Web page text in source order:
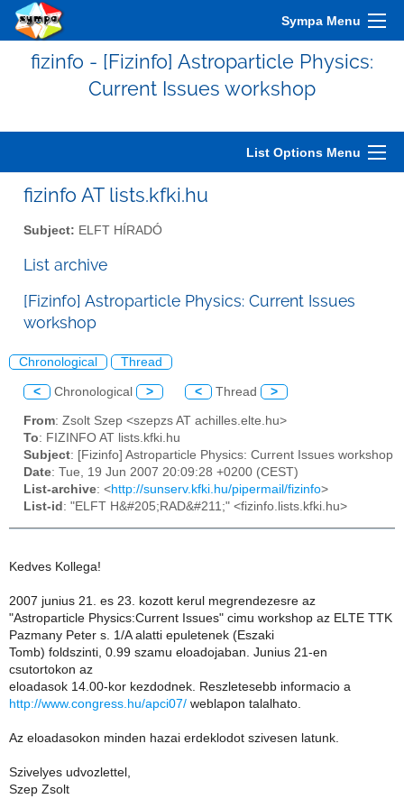
Sympa Menu
fizinfo - [Fizinfo] Astroparticle Physics:
Current Issues workshop
List Options Menu
fizinfo AT lists.kfki.hu
Subject: ELFT HÍRADÓ
List archive
[Fizinfo] Astroparticle Physics: Current Issues
workshop
Chronological Thread
< Chronological > < Thread >
From: Zsolt Szep <szepzs AT achilles.elte.hu>
To: FIZINFO AT lists.kfki.hu
Subject: [Fizinfo] Astroparticle Physics: Current Issues workshop
Date: Tue, 19 Jun 2007 20:09:28 +0200 (CEST)
List-archive: <http://sunserv.kfki.hu/pipermail/fizinfo>
List-id : "ELFT H&#205;RAD&#211;" <fizinfo.lists.kfki.hu>
Kedves Kollega!
2007 junius 21. es 23. kozott kerul megrendezesre az
"Astroparticle Physics:Current Issues" cimu workshop az ELTE TTK
Pazmany Peter s. 1/A alatti epuletenek (Eszaki
Tomb) foldszinti, 0.99 szamu eloadojaban. Junius 21-en
csutortokon az
eloadasok 14.00-kor kezdodnek. Reszletesebb informacio a
http://www.congress.hu/apci07/ weblapon talalhato.
Az eloadasokon minden hazai erdeklodot szivesen latunk.
Szivelyes udvozlettel,
Szep Zsolt